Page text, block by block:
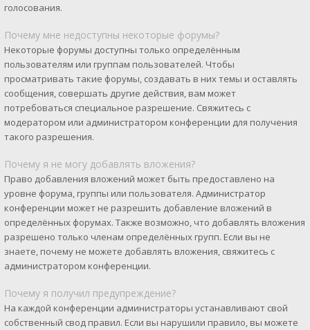
голосования.
Почему мне недоступны некоторые форумы?
Некоторые форумы доступны только определённым
пользователям или группам пользователей. Чтобы
просматривать такие форумы, создавать в них темы и оставлять
сообщения, совершать другие действия, вам может
потребоваться специальное разрешение. Свяжитесь с
модератором или администратором конференции для получения
такого разрешения.
Почему я не могу добавлять вложения?
Право добавления вложений может быть предоставлено на
уровне форума, группы или пользователя. Администратор
конференции может не разрешить добавление вложений в
определённых форумах. Также возможно, что добавлять вложения
разрешено только членам определённых групп. Если вы не
знаете, почему не можете добавлять вложения, свяжитесь с
администратором конференции.
Почему я получил предупреждение?
На каждой конференции администраторы устанавливают свой
собственный свод правил. Если вы нарушили правило, вы можете